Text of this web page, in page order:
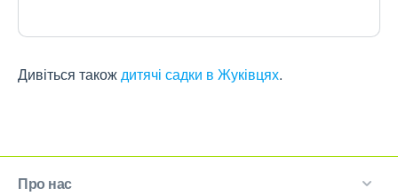
Дивіться такождитячі садки в Жуківцях.
Про нас